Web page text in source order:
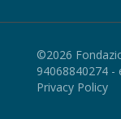
©2026
94068840274 -
Privacy Policy